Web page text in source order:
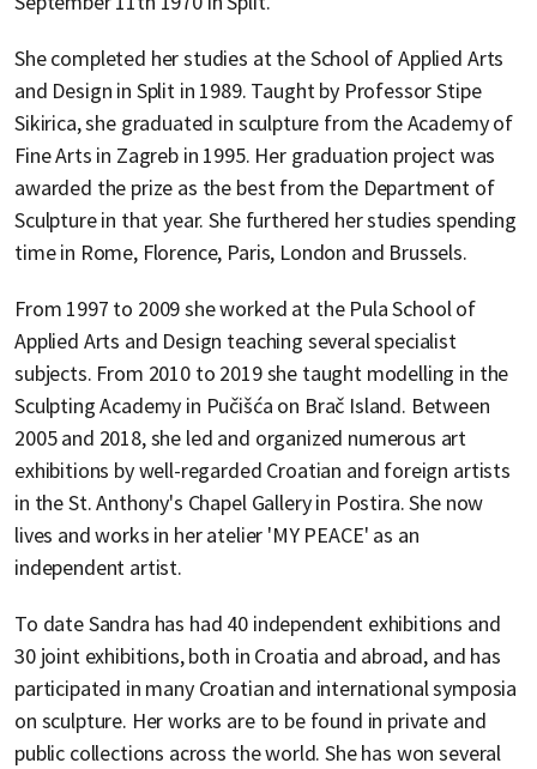
She completed her studies at the School of Applied Arts
and Design in Split in 1989. Taught by Professor Stipe
Sikirica, she graduated in sculpture from the Academy of
Fine Arts in Zagreb in 1995. Her graduation project was
awarded the prize as the best from the Department of
Sculpture in that year. She furthered her studies spending
time in Rome, Florence, Paris, London and Brussels.
From 1997 to 2009 she worked at the Pula School of
Applied Arts and Design teaching several specialist
subjects. From 2010 to 2019 she taught modelling in the
Sculpting Academy in Pučišća on Brač Island. Between
2005 and 2018, she led and organized numerous art
exhibitions by well-regarded Croatian and foreign artists
in the St. Anthony's Chapel Gallery in Postira. She now
lives and works in her atelier 'MY PEACE' as an
independent artist.
To date Sandra has had 40 independent exhibitions and
30 joint exhibitions, both in Croatia and abroad, and has
participated in many Croatian and international symposia
on sculpture. Her works are to be found in private and
public collections across the world. She has won several